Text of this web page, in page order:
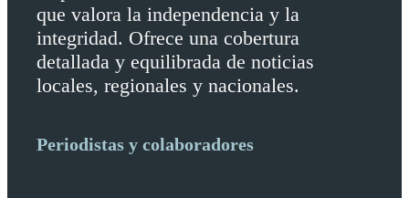
que valora la independencia y la
integridad. Ofrece una cobertura
detallada y equilibrada de noticias
locales, regionales y nacionales.
Periodistas y colaboradores